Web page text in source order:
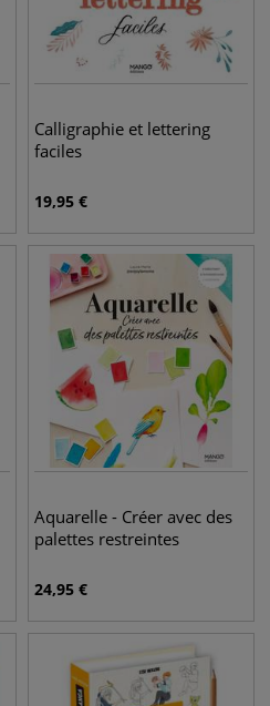
Calligraphie et lettering
faciles
19,95 €
Aquarelle - Créer avec des
palettes restreintes
24,95 €